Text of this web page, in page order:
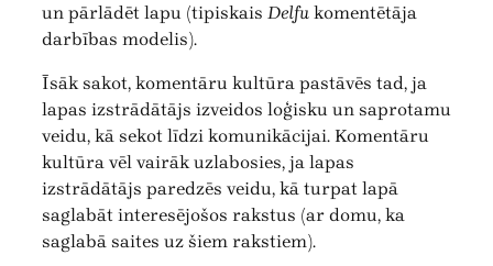
un pārlādēt lapu (tipiskais Delfu komentētāja
darbības modelis).
Īsāk sakot, komentāru kultūra pastāvēs tad, ja
lapas izstrādātājs izveidos loģisku un saprotamu
veidu, kā sekot līdzi komunikācijai. Komentāru
kultūra vēl vairāk uzlabosies, ja lapas
izstrādātājs paredzēs veidu, kā turpat lapā
saglabāt interesējošos rakstus (ar domu, ka
saglabā saites uz šiem rakstiem).